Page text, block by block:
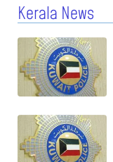
Kerala News